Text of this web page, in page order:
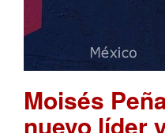
Moisés
nuevo líder